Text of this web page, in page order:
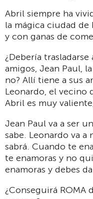
Abril siempre ha
la mágica ciudad de
y con ganas de
¿Debería trasladarse
amigos, Jean Paul,
no? Allí tiene a sus
Leonardo, el vecino
Abril es muy
Jean Paul va a ser
sabe. Leonardo va
sabrá. Cuando te
te enamoras y no
enamoras y debes
¿Conseguirá ROMA